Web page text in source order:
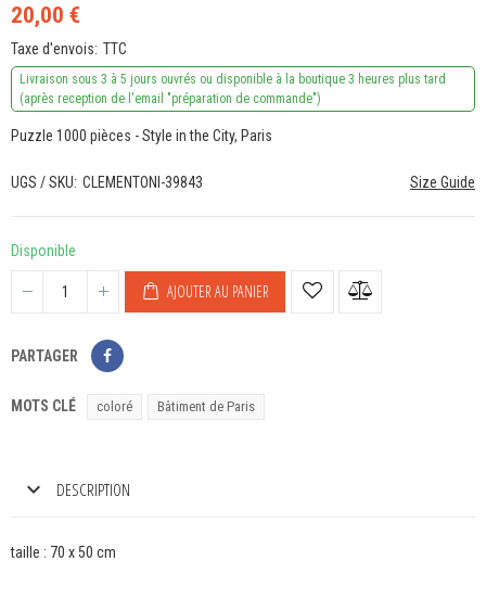
20,00 €
Taxe d'envois TTC
Livraison sous 3 à 5 jours ouvrés ou disponible à la boutique 3 heures plus tard
(après reception de l'email "préparation de commande")
Puzzle 1000 pièces - Style in the City, Paris
Size Guide
UGS / SKU CLEMENTONI-39843
Disponible
AJOUTER AU PANIER
PARTAGER
MOTS CLÉ coloré Bâtiment de Paris
DESCRIPTION
taille : 70 x 50 cm